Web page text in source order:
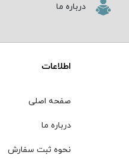
درباره ما
اطلاعات
صفحه اصلی
درباره ما
نحوه ثبت سفارش